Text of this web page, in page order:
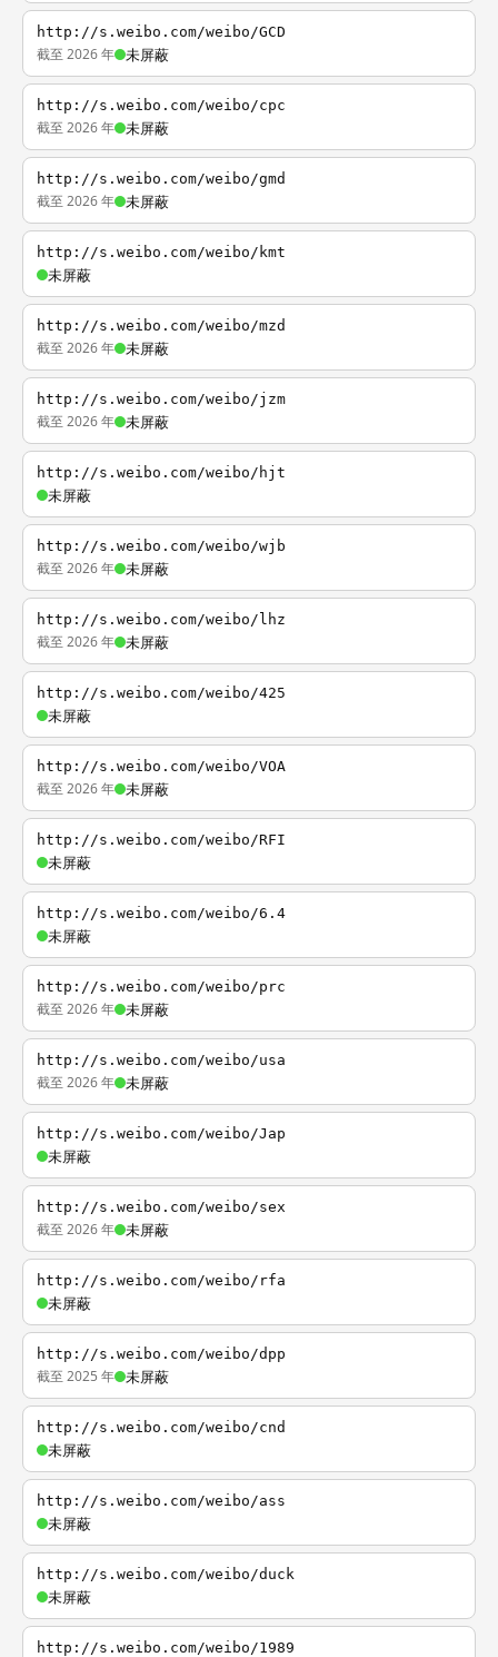
http://s.weibo.com/weibo/GCD
截至 2026 年 未屏蔽
http://s.weibo.com/weibo/cpc
截至 2026 年 未屏蔽
http://s.weibo.com/weibo/gmd
截至 2026 年 未屏蔽
http://s.weibo.com/weibo/kmt
未屏蔽
http://s.weibo.com/weibo/mzd
截至 2026 年 未屏蔽
http://s.weibo.com/weibo/jzm
截至 2026 年 未屏蔽
http://s.weibo.com/weibo/hjt
未屏蔽
http://s.weibo.com/weibo/wjb
截至 2026 年 未屏蔽
http://s.weibo.com/weibo/lhz
截至 2026 年 未屏蔽
http://s.weibo.com/weibo/425
未屏蔽
http://s.weibo.com/weibo/VOA
截至 2026 年 未屏蔽
http://s.weibo.com/weibo/RFI
未屏蔽
http://s.weibo.com/weibo/6.4
未屏蔽
http://s.weibo.com/weibo/prc
截至 2026 年 未屏蔽
http://s.weibo.com/weibo/usa
截至 2026 年 未屏蔽
http://s.weibo.com/weibo/Jap
未屏蔽
http://s.weibo.com/weibo/sex
截至 2026 年 未屏蔽
http://s.weibo.com/weibo/rfa
未屏蔽
http://s.weibo.com/weibo/dpp
截至 2025 年 未屏蔽
http://s.weibo.com/weibo/cnd
未屏蔽
http://s.weibo.com/weibo/ass
未屏蔽
http://s.weibo.com/weibo/duck
未屏蔽
http://s.weibo.com/weibo/1989